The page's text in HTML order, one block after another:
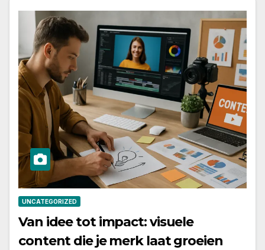
UNCATEGORIZED
Van idee tot impact: visuele
content die je merk laat groeien